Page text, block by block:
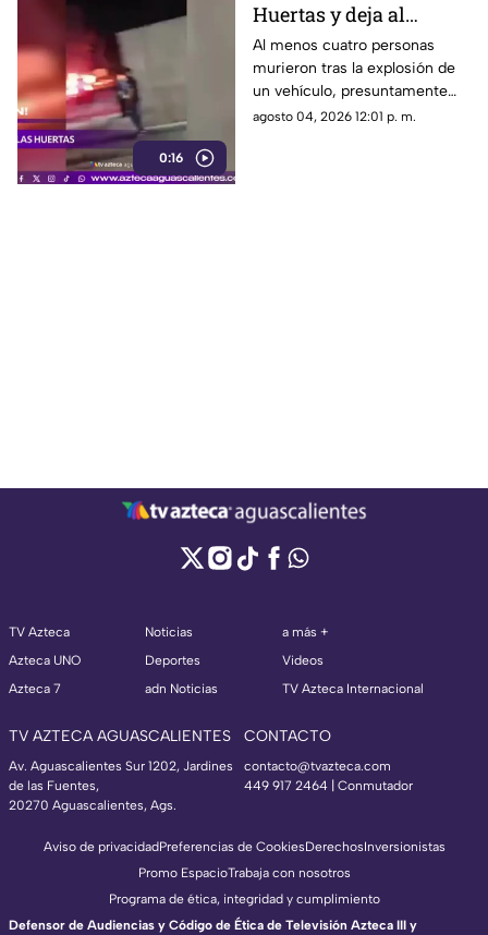
0:16
Huertas y deja al
menos 4 personas
muertas
Al menos cuatro personas
murieron tras la explosión de
un vehículo, presuntamente
una pipa cargada con
agosto 04, 2026 12:01 p. m.
TV Azteca
Azteca UNO
Azteca 7
Noticias
Deportes
adn Noticias
a más +
Videos
TV Azteca Internacional
TV AZTECA AGUASCALIENTES
Av. Aguascalientes Sur 1202, Jardines
de las Fuentes,
20270 Aguascalientes, Ags.
CONTACTO
contacto@tvazteca.com
449 917 2464 | Conmutador
Aviso de privacidadPreferencias de CookiesDerechosInversionistas
Promo EspacioTrabaja con nosotros
Programa de ética, integridad y cumplimiento
Defensor de Audiencias y Código de Ética de Televisión Azteca III y